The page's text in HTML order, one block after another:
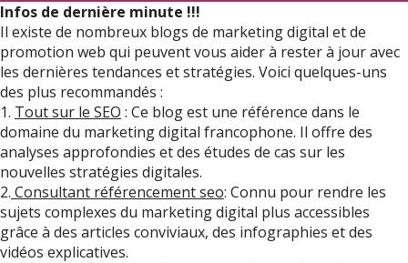
Infos de dernière minute !!!
Il existe de nombreux blogs de marketing digital et de
promotion web qui peuvent vous aider à rester à jour avec
les dernières tendances et stratégies. Voici quelques-uns
des plus recommandés :
1. Tout sur le SEO : Ce blog est une référence dans le
domaine du marketing digital francophone. Il offre des
analyses approfondies et des études de cas sur les
nouvelles stratégies digitales.
2. Consultant référencement seo: Connu pour rendre les
sujets complexes du marketing digital plus accessibles
grâce à des articles conviviaux, des infographies et des
vidéos explicatives.